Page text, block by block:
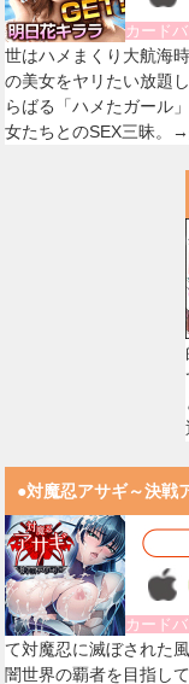
カード
世はハメまくり大航海
の美女をヤリたい放題
らばる「ハメたガール
女たちとのSEX三昧。→
●対魔忍アサギ～決戦
カード
て対魔忍に滅ぼされた
闇世界の覇者を目指し